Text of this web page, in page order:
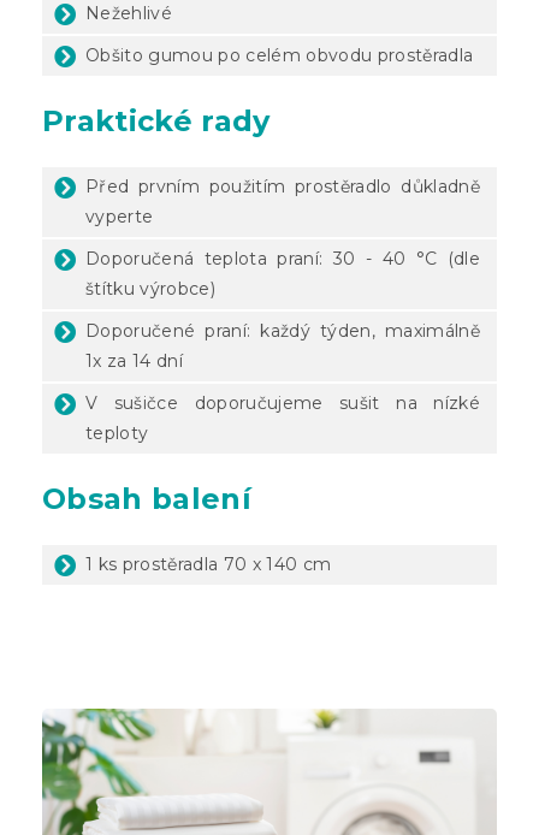
Nežehlivé
Obšito gumou po celém obvodu prostěradla
Praktické rady
Před prvním použitím prostěradlo důkladně
vyperte
Doporučená teplota praní: 30 - 40 °C (dle
štítku výrobce)
Doporučené praní: každý týden, maximálně
1x za 14 dní
V sušičce doporučujeme sušit na nízké
teploty
Obsah balení
1 ks prostěradla 70 x 140 cm